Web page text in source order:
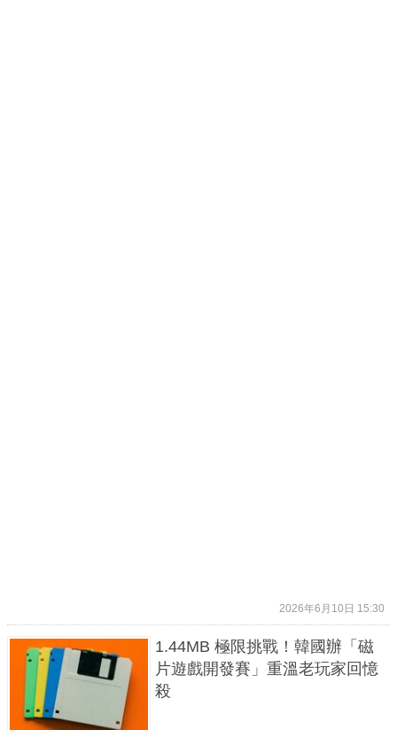
2026年6月10日 15:30
1.44MB 極限挑戰！韓國辦「磁
片遊戲開發賽」重溫老玩家回憶
殺